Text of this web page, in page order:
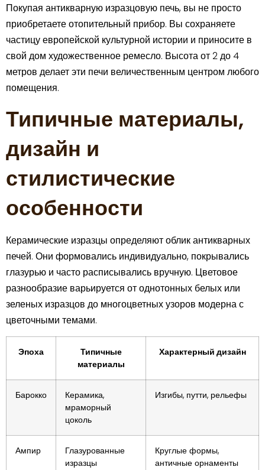
Покупая антикварную изразцовую печь, вы не просто
приобретаете отопительный прибор. Вы сохраняете
частицу европейской культурной истории и приносите в
свой дом художественное ремесло. Высота от 2 до 4
метров делает эти печи величественным центром любого
помещения.
Типичные материалы,
дизайн и
стилистические
особенности
Керамические изразцы определяют облик антикварных
печей. Они формовались индивидуально, покрывались
глазурью и часто расписывались вручную. Цветовое
разнообразие варьируется от однотонных белых или
зеленых изразцов до многоцветных узоров модерна с
цветочными темами.
Эпоха
Типичные
материалы
Характерный дизайн
Барокко
Керамика,
мраморный
цоколь
Изгибы, путти, рельефы
Ампир
Глазурованные
изразцы
Круглые формы,
античные орнаменты